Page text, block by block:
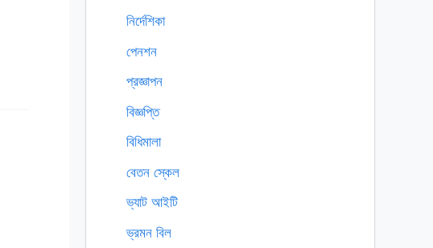
নির্দেশিকা
পেনশন
প্রজ্ঞাপন
বিজ্ঞপ্তি
বিধিমালা
বেতন স্কেল
ভ্যাট আইটি
ভ্রমন বিল